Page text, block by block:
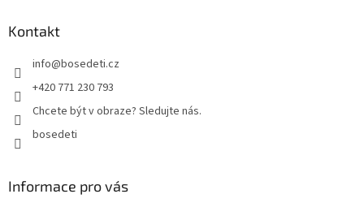
Kontakt
info@bosedeti.cz
+420 771 230 793
Chcete být v obraze? Sledujte nás.
bosedeti
Informace pro vás